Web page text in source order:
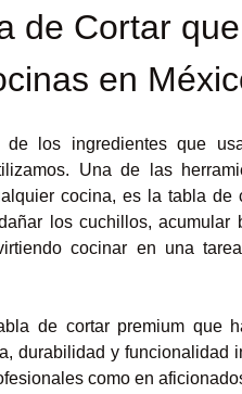
de Cortar que
en
los ingredientes que
Una de las
cocina, es la tabla de
los cuchillos, acumular
cocinar en una
de cortar premium que
durabilidad y funcionalidad
como en